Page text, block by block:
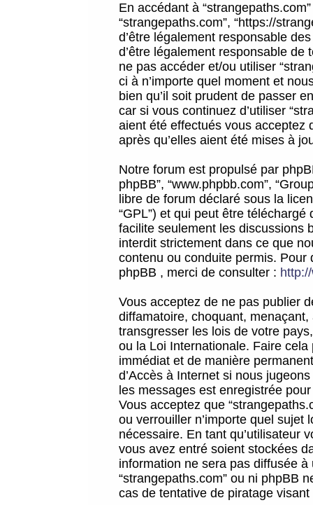
En accédant à
“strangepaths.com”, “https://
d’être légalement responsable
d’être légalement responsable
ne pas accéder et/ou utiliser
ci à n’importe quel moment et
bien qu’il soit prudent de passer
car si vous continuez d’utiliser
aient été effectués vous acceptez
après qu’elles aient été mises à
Notre forum est propulsé par
phpBB”, “www.phpbb.com”,
libre de forum déclaré sous la
“GPL”) et qui peut être téléchargé
facilite seulement les discussions
interdit strictement dans ce que
contenu ou conduite permis.
phpBB , merci de consulter :
Vous acceptez de ne pas publier
diffamatoire, choquant,
transgresser les lois de votre
ou la Loi Internationale. Faire
immédiat et de manière
d’Accès à Internet si nous
les messages est enregistrée
Vous acceptez que
ou verrouiller n’importe quel sujet
nécessaire. En tant qu’utilisateur
vous avez entré soient stockées
information ne sera pas diffusée
“strangepaths.com” ou ni phpBB
cas de tentative de piratage